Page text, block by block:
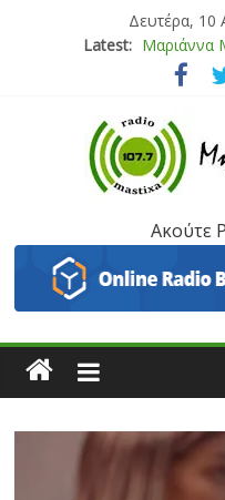
Δευτέρα, 10
Latest: Μαριάννα
Τάνια
Μάνος
Ιορδάνης
Ακούτε